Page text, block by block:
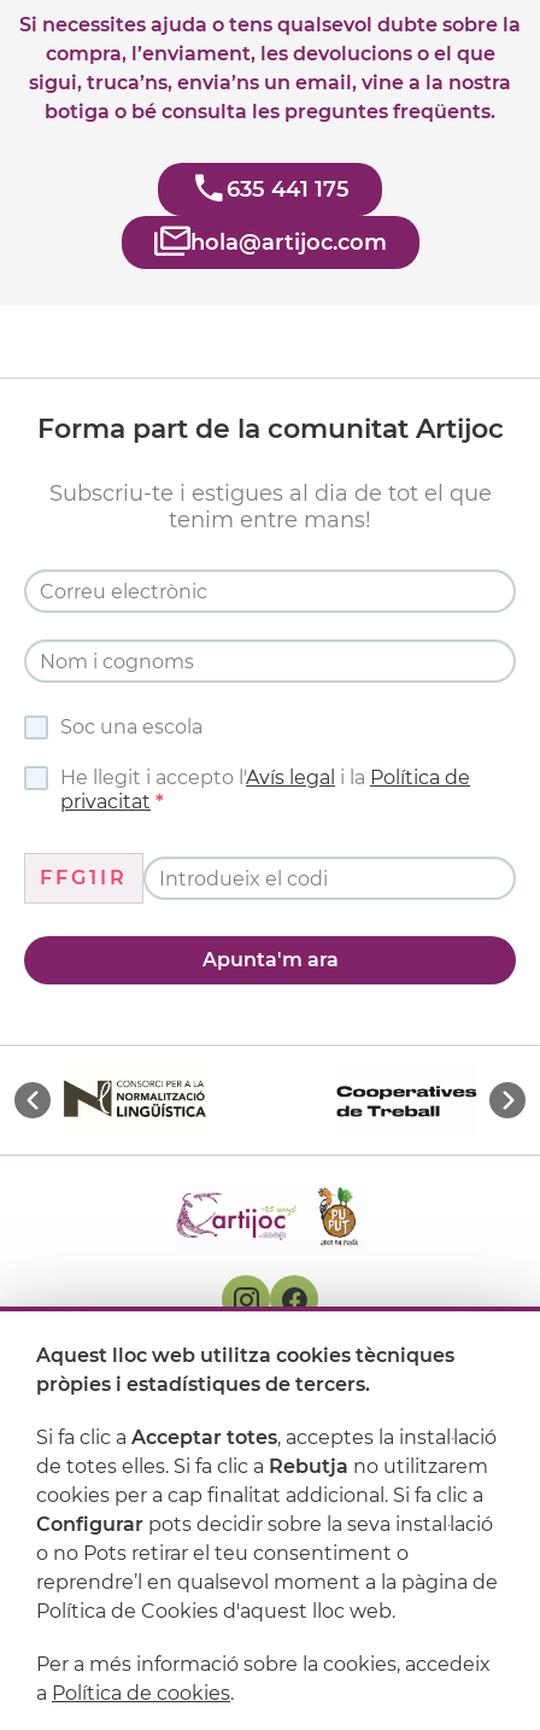
Si necessites ajuda o tens qualsevol dubte sobre la
compra, l’enviament, les devolucions o el que
sigui, truca’ns, envia’ns un email, vine a la nostra
botiga o bé consulta les preguntes freqüents.
635 441 175
hola@artijoc.com
Forma part de la comunitat Artijoc
Subscriu-te i estigues al dia de tot el que
tenim entre mans!
Soc una escola
He llegit i accepto l'Avís legal i la Política de
privacitat
FFG1IR
Apunta'm ara
On ens trobem
Suport
Aquest lloc web utilitza cookies tècniques
pròpies i estadístiques de tercers.
Si fa clic a Acceptar totes, acceptes la instal·lació
de totes elles. Si fa clic a Rebutja no utilitzarem
cookies per a cap finalitat addicional. Si fa clic a
Configurar pots decidir sobre la seva instal·lació
o no Pots retirar el teu consentiment o
reprendre’l en qualsevol moment a la pàgina de
Política de Cookies d'aquest lloc web.
Per a més informació sobre la cookies, accedeix
a Política de cookies.